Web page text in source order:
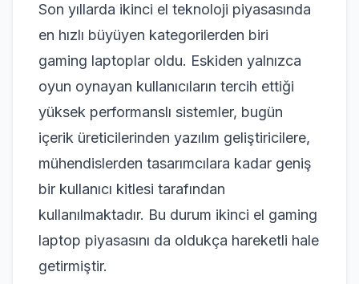
Son yıllarda ikinci el teknoloji piyasasında
en hızlı büyüyen kategorilerden biri
gaming laptoplar oldu. Eskiden yalnızca
oyun oynayan kullanıcıların tercih ettiği
yüksek performanslı sistemler, bugün
içerik üreticilerinden yazılım geliştiricilere,
mühendislerden tasarımcılara kadar geniş
bir kullanıcı kitlesi tarafından
kullanılmaktadır. Bu durum ikinci el gaming
laptop piyasasını da oldukça hareketli hale
getirmiştir.